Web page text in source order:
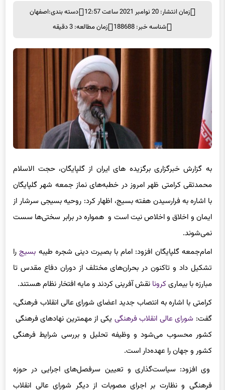
زمان انتشار: 20 نوامبر 2021 ساعت 12:57 دسته بندی:اصفهان
شناسه خبر: 188688
زمان مطالعه: 3 دقیقه
به گزارش خبرگزاری برگزیده های ایران از گلپایگان، حجت الاسلام
محمدتقی کرامتی ظهر امروز در خطبه‌های نماز جمعه شهر گلپایگان
با اشاره به فرارسیدن هفته بسیج، اظهار کرد: روحیه بسیجی سرشار از
ایمان و اخلاق و اخلاص نیت است و همواره در برابر سختی‌ها سست
نمی‌شوند.
امام‌جمعه گلپایگان افزود: امام با بصیرت دینی شجره طیبه بسیجرا
تشکیل داد و تاکنون در بحران‌های مختلف از دوران دفاع مقدس تا
مبارزه با بیماریکرونا نقش آفرینی کردند و مایه افتخار نظام هستند.
کرامتی با اشاره به انتصاب جدید اعضای شورای عالی انقلاب فرهنگی،
گفت: شورای عالی انقلاب فرهنگی یکی از مهمترین نهادهای فرهنگی
کشور محسوب می‌شود و وظیفه تحلیل و بررسی شرایط فرهنگی
کشور و جهان را عهده‌دار است.
وی افزود: سیاست‌گذاری و تعیین سرفصل‌های اجرایی در حوزه
فرهنگی و نظارت بر اجرای مصوبات از دیگر شورای عالی انقلاب